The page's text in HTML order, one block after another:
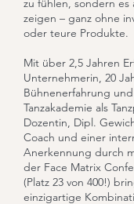
zu fühlen, sondern es
zeigen – ganz ohne
oder teure Produkte.
Mit über 2,5 Jahren
Unternehmerin, 20
Bühnenerfahrung
Tanzakademie als
Dozentin, Dipl.
Coach und einer
Anerkennung durch
der Face Matrix
(Platz 23 von 400!)
einzigartige